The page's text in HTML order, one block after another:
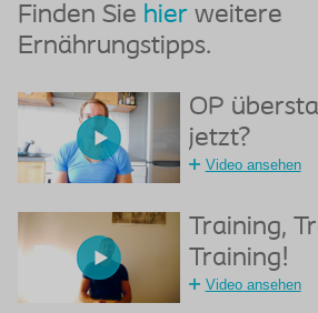
Finden Sie hier weitere
Ernährungstipps.
OP
jetzt?
Video ansehen
Training,
Training!
Video ansehen